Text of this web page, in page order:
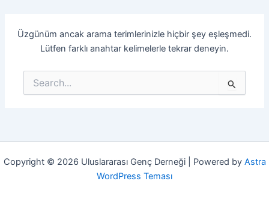
Üzgünüm ancak arama terimlerinizle hiçbir şey eşleşmedi.
Lütfen farklı anahtar kelimelerle tekrar deneyin.
Search
for:
Copyright © 2026 Uluslararası Genç Derneği | Powered by Astra
WordPress Teması